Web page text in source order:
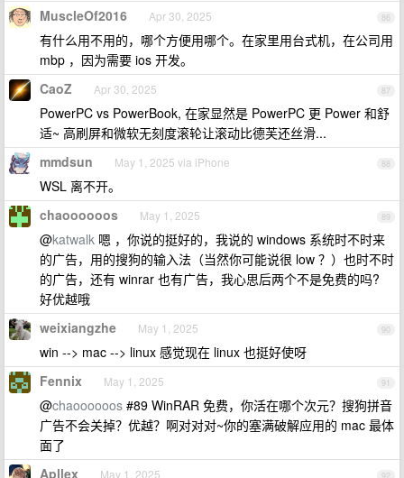
86
MuscleOf2016 Apr 30, 2025
有什么用不用的，哪个方便用哪个。在家里用台式机，在公司用
mbp ，因为需要 ios 开发。
87
CaoZ Apr 30, 2025
PowerPC vs PowerBook, 在家显然是 PowerPC 更 Power 和舒
适~ 高刷屏和微软无刻度滚轮让滚动比德芙还丝滑...
88
mmdsun May 1, 2025 via iPhone
WSL 离不开。
89
chaoooooos May 1, 2025
@katwalk 嗯 ，你说的挺好的，我说的 windows 系统时不时来
的广告，用的搜狗的输入法（当然你可能说很 low ？）也时不时
的广告，还有 winrar 也有广告，我心思后两个不是免费的吗?
好优越哦
90
weixiangzhe May 1, 2025
win --> mac --> linux 感觉现在 linux 也挺好使呀
91
Fennix May 1, 2025
@chaoooooos #89 WinRAR 免费，你活在哪个次元？搜狗拼音
广告不会关掉？优越？啊对对对~你的塞满破解应用的 mac 最体
面了
Apllex May 1, 2025